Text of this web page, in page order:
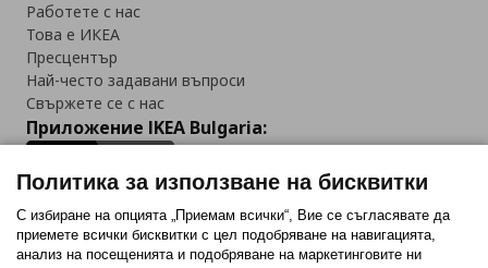
Работете с нас
Това е ИКЕА
Пресцентър
Най-често задавани въпроси
Свържете се с нас
Приложение IKEA Bulgaria:
Последвайте ни:
Политика за използване на бисквитки
С избиране на опцията „Приемам всички“, Вие се съгласявате да
приемете всички бисквитки с цел подобряване на навигацията,
анализ на посещенията и подобряване на маркетинговите ни